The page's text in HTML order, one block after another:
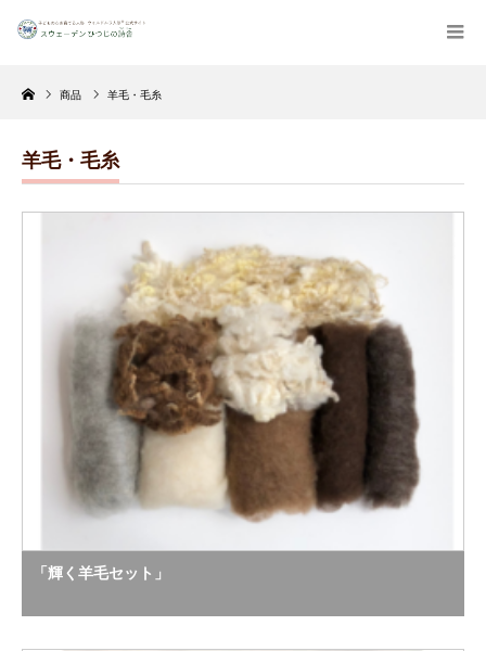
Home 商品 羊毛・毛糸
羊毛・毛糸
「輝く羊毛セット」